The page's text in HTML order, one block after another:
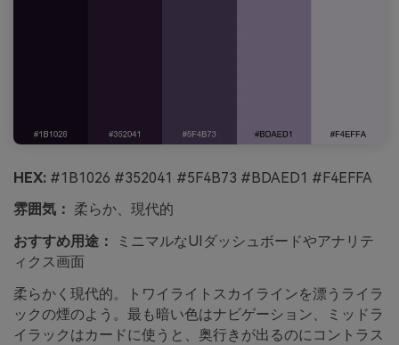
HEX: #1B1026 #352041 #5F4B73 #BDAED1 #F4EFFA
雰囲気： 柔らか、現代的
おすすめ用途：
ミニマルなUIダッシュボードやアナリテ
ィクス画面
柔らかく現代的。トワイライトスカイラインを漂うライラ
ックの煙のよう。最も暗い色はナビゲーション、ミッドラ
イラックはカードに使うと、奥行きが出るのにコントラス